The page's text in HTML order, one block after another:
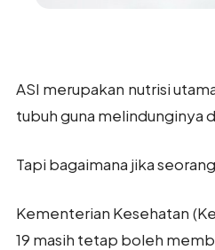
ASI merupakan nutrisi
tubuh guna melindunginya
Tapi bagaimana jika
Kementerian Kesehatan
19 masih tetap boleh